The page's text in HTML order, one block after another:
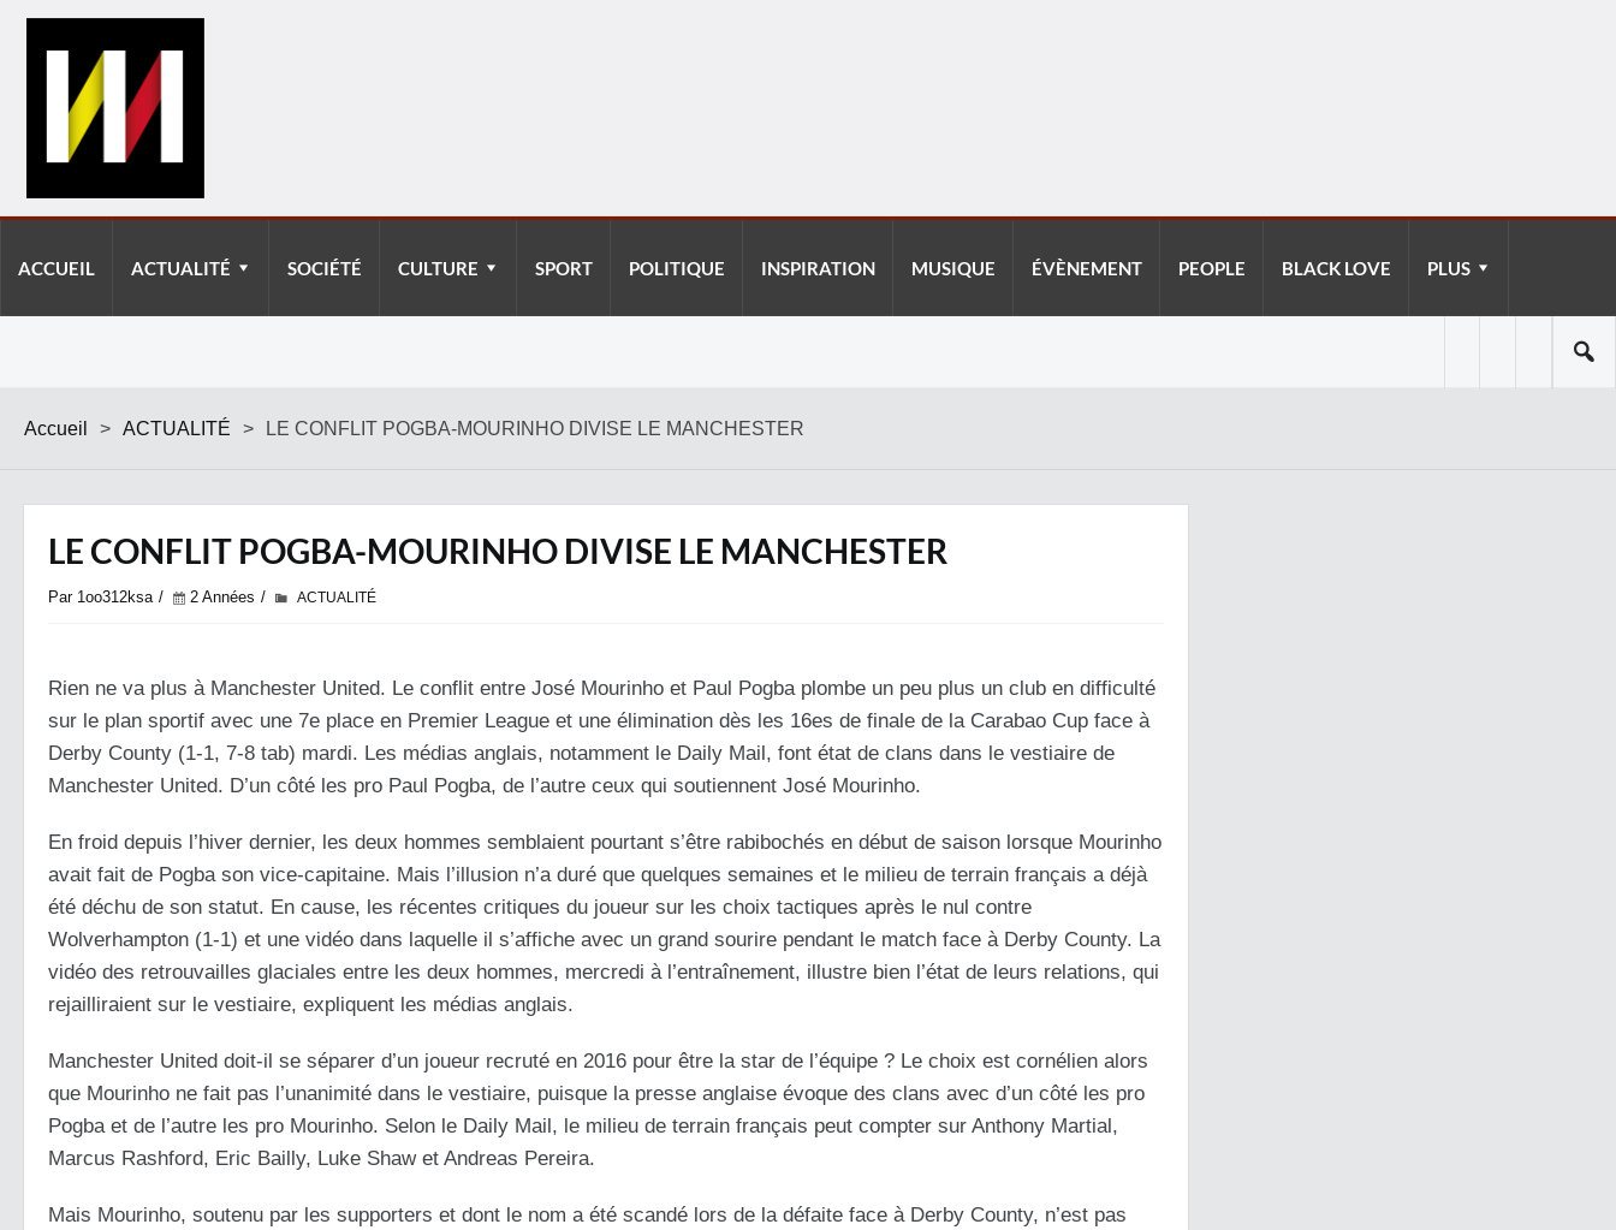
ACCUEIL ACTUALITÉ SOCIÉTÉ CULTURE SPORT POLITIQUE INSPIRATION MUSIQUE ÉVÈNEMENT PEOPLE BLACK LOVE PLUS
Accueil > ACTUALITÉ > LE CONFLIT POGBA-MOURINHO DIVISE LE MANCHESTER
LE CONFLIT POGBA-MOURINHO DIVISE LE MANCHESTER
Par 1oo312ksa 2 Années ACTUALITÉ
Rien ne va plus à Manchester United. Le conflit entre José Mourinho et Paul Pogba plombe un peu plus un club en difficulté
sur le plan sportif avec une 7e place en Premier League et une élimination dès les 16es de finale de la Carabao Cup face à
Derby County (1-1, 7-8 tab) mardi. Les médias anglais, notamment le Daily Mail, font état de clans dans le vestiaire de
Manchester United. D’un côté les pro Paul Pogba, de l’autre ceux qui soutiennent José Mourinho.
En froid depuis l’hiver dernier, les deux hommes semblaient pourtant s’être rabibochés en début de saison lorsque Mourinho
avait fait de Pogba son vice-capitaine. Mais l’illusion n’a duré que quelques semaines et le milieu de terrain français a déjà
été déchu de son statut. En cause, les récentes critiques du joueur sur les choix tactiques après le nul contre
Wolverhampton (1-1) et une vidéo dans laquelle il s’affiche avec un grand sourire pendant le match face à Derby County. La
vidéo des retrouvailles glaciales entre les deux hommes, mercredi à l’entraînement, illustre bien l’état de leurs relations, qui
rejailliraient sur le vestiaire, expliquent les médias anglais.
Manchester United doit-il se séparer d’un joueur recruté en 2016 pour être la star de l’équipe ? Le choix est cornélien alors
que Mourinho ne fait pas l’unanimité dans le vestiaire, puisque la presse anglaise évoque des clans avec d’un côté les pro
Pogba et de l’autre les pro Mourinho. Selon le Daily Mail, le milieu de terrain français peut compter sur Anthony Martial,
Marcus Rashford, Eric Bailly, Luke Shaw et Andreas Pereira.
Mais Mourinho, soutenu par les supporters et dont le nom a été scandé lors de la défaite face à Derby County, n’est pas